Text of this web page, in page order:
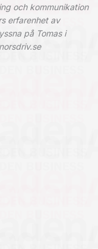
och kommunikation
erfarenhet av
på Tomas i